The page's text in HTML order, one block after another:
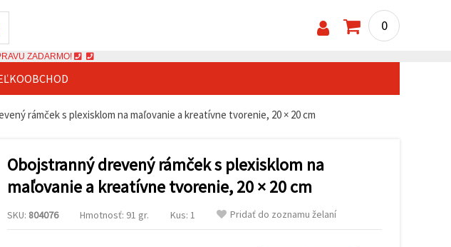
0
ZADARMO!
rámček s plexisklom na maľovanie a kreatívne tvorenie, 20 × 20 cm
Obojstranný drevený rámček s plexisklom na
maľovanie a kreatívne tvorenie, 20 × 20 cm
SKU: 804076 Hmotnosť: 91 gr. Kus: 1 Pridať do zoznamu želaní